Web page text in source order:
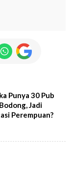
Punya 30 Pub
Jadi
Perempuan?